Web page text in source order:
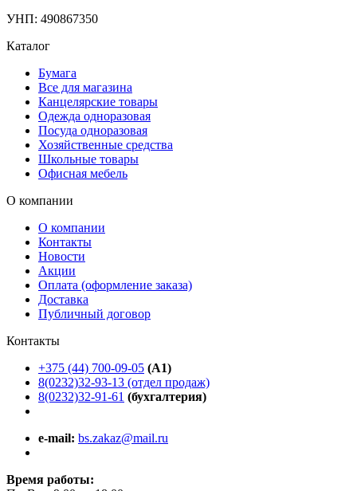
УНП: 490867350
Каталог
Бумага
Все для магазина
Канцелярские товары
Одежда одноразовая
Посуда одноразовая
Хозяйственные средства
Школьные товары
Офисная мебель
О компании
О компании
Контакты
Новости
Акции
Оплата (оформление заказа)
Доставка
Публичный договор
Контакты
+375 (44) 700-09-05 (A1)
8(0232)32-93-13 (отдел продаж)
8(0232)32-91-61 (бухгалтерия)
e-mail: bs.zakaz@mail.ru
Время работы: